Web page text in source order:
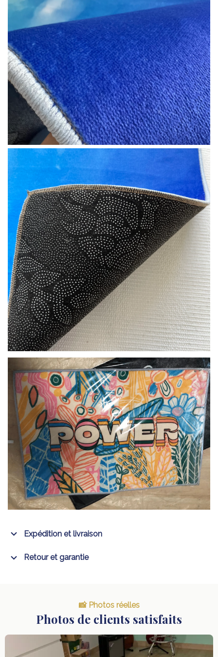
Expédition et livraison
Retour et garantie
📸 Photos réelles
Photos de clients satisfaits